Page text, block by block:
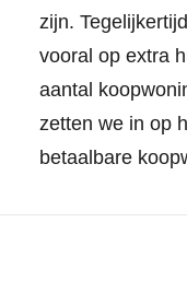
zijn.
vooral op extra
aantal
zetten we in op
betaalbare